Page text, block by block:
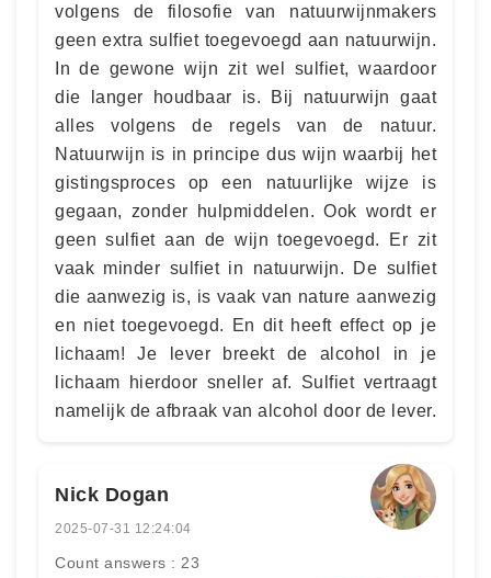
volgens de filosofie van natuurwijnmakers
geen extra sulfiet toegevoegd aan natuurwijn.
In de gewone wijn zit wel sulfiet, waardoor
die langer houdbaar is. Bij natuurwijn gaat
alles volgens de regels van de natuur.
Natuurwijn is in principe dus wijn waarbij het
gistingsproces op een natuurlijke wijze is
gegaan, zonder hulpmiddelen. Ook wordt er
geen sulfiet aan de wijn toegevoegd. Er zit
vaak minder sulfiet in natuurwijn. De sulfiet
die aanwezig is, is vaak van nature aanwezig
en niet toegevoegd. En dit heeft effect op je
lichaam! Je lever breekt de alcohol in je
lichaam hierdoor sneller af. Sulfiet vertraagt
namelijk de afbraak van alcohol door de lever.
Nick Dogan
2025-07-31 12:24:04
Count answers : 23